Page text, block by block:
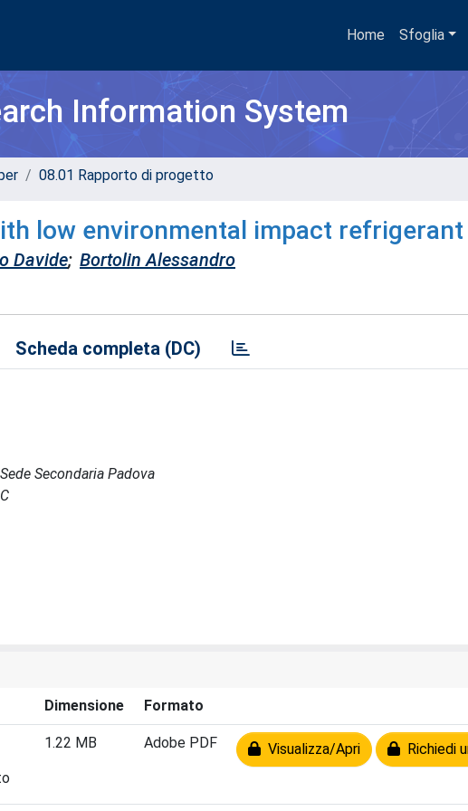
Home Sfoglia
Information System
08.01 Rapporto di progetto
low environmental impact
Davide; Bortolin Alessandro
Scheda completa (DC)
Secondaria Padova
Dimensione Formato
1.22 MB Adobe PDF Visualizza/Apri Richiedi